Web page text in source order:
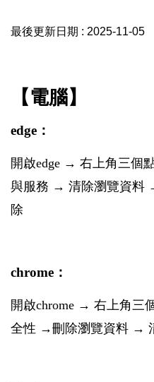
最後更新日期 : 2025-11-05
【電腦】
edge：
開啟edge → 右上角三
與服務 → 清除瀏覽資料
除
chrome：
開啟chrome → 右上角三
全性 →刪除瀏覽資料 →